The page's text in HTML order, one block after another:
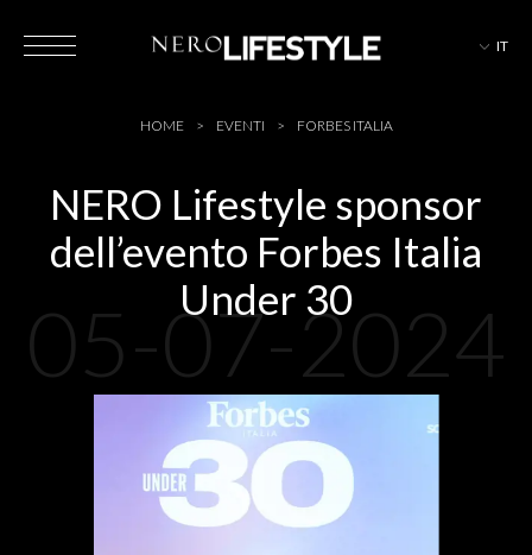
IT
HOTEL
MAGAZINE
EVENTI
HOME EVENTI FORBES ITALIA
NERO Lifestyle sponsor
dell’evento Forbes Italia
Under 30
05-07-2024